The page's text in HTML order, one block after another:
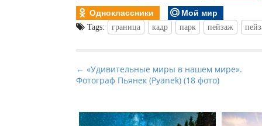
Одноклассники
Мой мир
Tags: граница кадр парк пейзаж
P
o
t
← «Удивительные миры в нашем мире».
Фотограф Пьянек (Pyanek) (18 фото)